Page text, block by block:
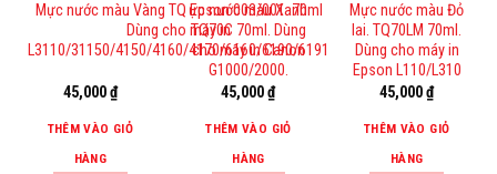
Mực nước màu Vàng TQ Epson 003/001. 70ml
Dùng cho máy in
L3110/31150/4150/4160/4170/6160/6190/6191
45,000₫
THÊM VÀO GIỎ
HÀNG
ực nước màu Xanh
TQ70C 70ml. Dùng
cho máy in Canon
G1000/2000.
45,000₫
THÊM VÀO GIỎ
HÀNG
Mực nước màu Đỏ
lai. TQ70LM 70ml.
Dùng cho máy in
Epson L110/L310
45,000₫
THÊM VÀO GIỎ
HÀNG